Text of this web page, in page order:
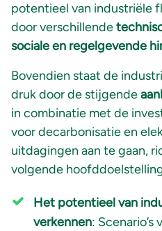
potentieel van industriële
door verschillende
sociale en regelgevende
Bovendien staat de
druk door de stijgende
in combinatie met de
voor decarbonisatie en
uitdagingen aan te gaan,
volgende
Het potentieel van
verkennen: